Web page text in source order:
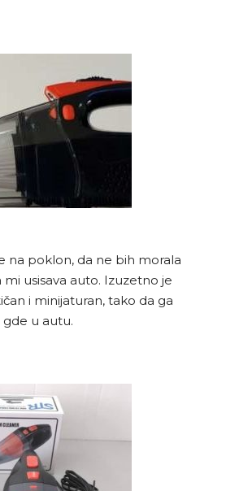
na poklon, da ne bih morala
mi usisava auto. Izuzetno je
i minijaturan, tako da ga
u autu.